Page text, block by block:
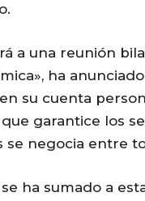
a una reunión
ha
su cuenta
que garantice los
se negocia entre
ha sumado a